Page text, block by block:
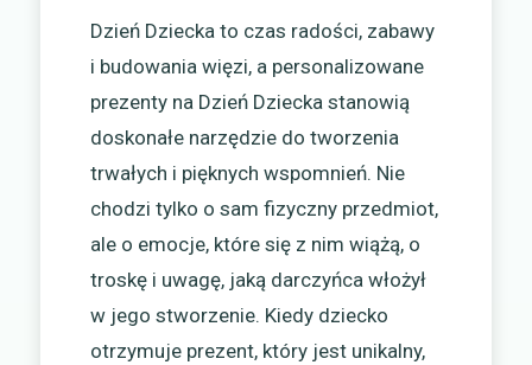
Dzień Dziecka to czas radości, zabawy
i budowania więzi, a personalizowane
prezenty na Dzień Dziecka stanowią
doskonałe narzędzie do tworzenia
trwałych i pięknych wspomnień. Nie
chodzi tylko o sam fizyczny przedmiot,
ale o emocje, które się z nim wiążą, o
troskę i uwagę, jaką darczyńca włożył
w jego stworzenie. Kiedy dziecko
otrzymuje prezent, który jest unikalny,